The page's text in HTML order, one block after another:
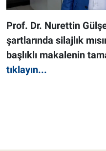
Prof. Dr. Nurettin
şartlarında silajlık
başlıklı makalenin
tıklayın...